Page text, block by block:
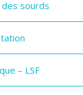
sourds
– LSF